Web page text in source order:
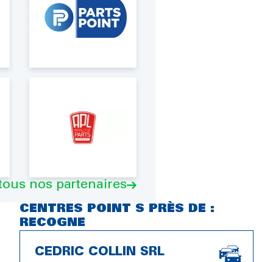
nos partenaires
CENTRES POINT S PRÈS DE :
RECOGNE
CEDRIC COLLIN SRL